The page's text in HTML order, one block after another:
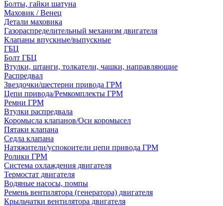
Болты, гайки шатуна
Маховик / Венец
Детали маховика
Газораспределительный механизм двигателя
Клапаны впускные/выпускные
ГБЦ
Болт ГБЦ
Втулки, штанги, толкатели, чашки, направляющие
Распредвал
Звездочки/шестерни привода ГРМ
Цепи привода/Ремкомплекты ГРМ
Ремни ГРМ
Втулки распредвала
Коромысла клапанов/Оси коромысел
Пятаки клапана
Седла клапана
Натяжители/успокоители цепи привода ГРМ
Ролики ГРМ
Система охлаждения двигателя
Термостат двигателя
Водяные насосы, помпы
Ремень вентилятора (генератора) двигателя
Крыльчатки вентилятора двигателя